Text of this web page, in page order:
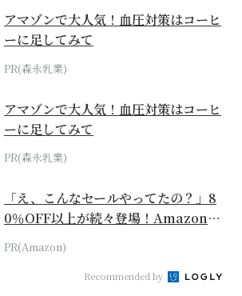
アマゾンで大人気！血圧対策はコーヒ
ーに足してみて
PR(森永乳業)
アマゾンで大人気！血圧対策はコーヒ
ーに足してみて
PR(森永乳業)
「え、こんなセールやってたの？」8
0％OFF以上が続々登場！Amazonの
本気が...
PR(Amazon)
Recommended by